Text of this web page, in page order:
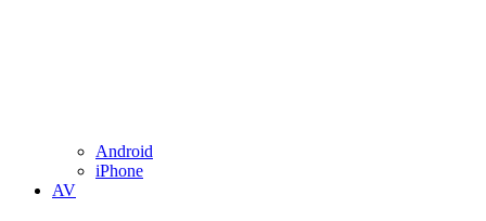
Android
iPhone
AV